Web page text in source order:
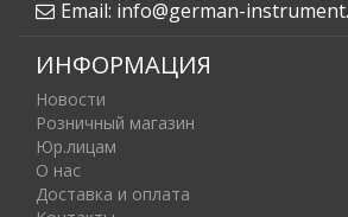
Email: info@german-
ИНФОРМАЦИЯ
Новости
Розничный магазин
Юр.лицам
О нас
Доставка и оплата